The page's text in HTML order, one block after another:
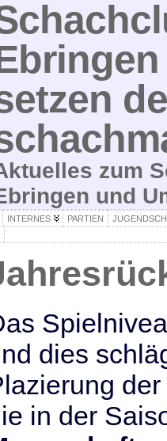
zum
und
INTERNES PARTIEN
dies
in der